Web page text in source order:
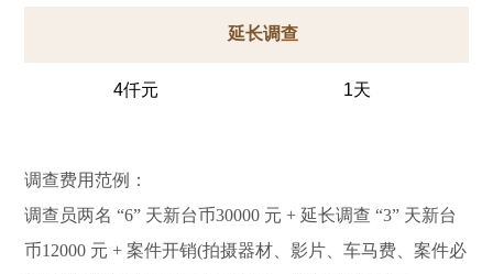
延长调查
4仟元 1天
调查费用范例：
调查员两名 “6” 天新台币30000 元 + 延长调查 “3” 天新台
币12000 元 + 案件开销(拍摄器材、影片、车马费、案件必